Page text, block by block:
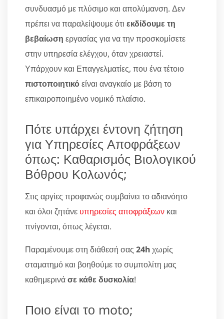
συνδυασμό με πλύσιμο και απολύμανση. Δεν
πρέπει να παραλείψουμε ότι εκδίδουμε τη
βεβαίωση εργασίας για να την προσκομίσετε
στην υπηρεσία ελέγχου, όταν χρειαστεί.
Υπάρχουν και Επαγγελματίες, που ένα τέτοιο
πιστοποιητικόείναι αναγκαίο με βάση το
επικαιροποιημένο νομικό πλαίσιο.
Πότε υπάρχει έντονη ζήτηση
για Υπηρεσίες Αποφράξεων
όπως: Καθαρισμός Βιολογικού
Βόθρου Κολωνός;
Στις αργίες προφανώς συμβαίνει το αδιανόητο
και όλοι ζητάνε υπηρεσίες αποφράξεων και
πνίγονται, όπως λέγεται.
Παραμένουμε στη διάθεσή σας 24hχωρίς
σταματημό και βοηθούμε το συμπολίτη μας
καθημερινάσε κάθε δυσκολία!
Ποιο είναι το moto;